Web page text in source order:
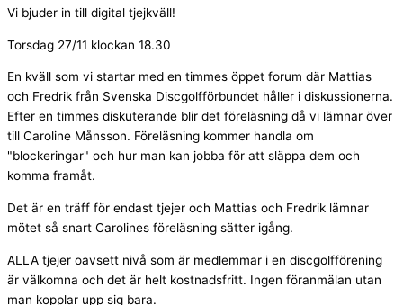
Vi bjuder in till digital tjejkväll!
Torsdag 27/11 klockan 18.30
En kväll som vi startar med en timmes öppet forum där Mattias
och Fredrik från Svenska Discgolfförbundet håller i diskussionerna.
Efter en timmes diskuterande blir det föreläsning då vi lämnar över
till Caroline Månsson. Föreläsning kommer handla om
"blockeringar" och hur man kan jobba för att släppa dem och
komma framåt.
Det är en träff för endast tjejer och Mattias och Fredrik lämnar
mötet så snart Carolines föreläsning sätter igång.
ALLA tjejer oavsett nivå som är medlemmar i en discgolfförening
är välkomna och det är helt kostnadsfritt. Ingen föranmälan utan
man kopplar upp sig bara.